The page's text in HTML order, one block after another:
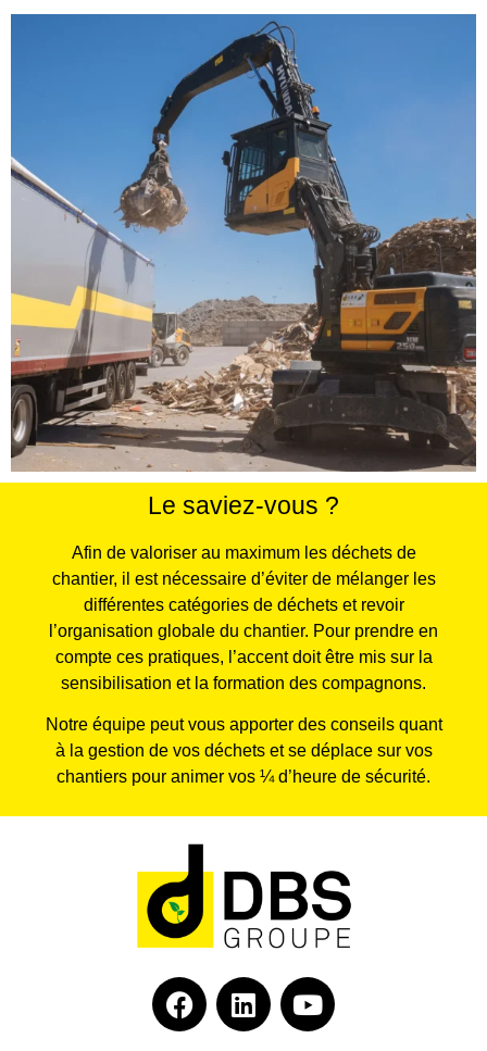
Le saviez-vous ?
Afin de valoriser au maximum les déchets de
chantier, il est nécessaire d’éviter de mélanger les
différentes catégories de déchets et revoir
l’organisation globale du chantier. Pour prendre en
compte ces pratiques, l’accent doit être mis sur la
sensibilisation et la formation des compagnons.
Notre équipe peut vous apporter des conseils quant
à la gestion de vos déchets et se déplace sur vos
chantiers pour animer vos ¼ d’heure de sécurité.